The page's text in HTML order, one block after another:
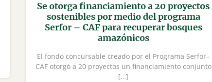
Se otorga financiamiento a 20 proyectos
sostenibles por medio del programa
Serfor – CAF para recuperar bosques
amazónicos
El fondo concursable creado por el Programa Serfor–
CAF otorgó a 20 proyectos un financiamiento conjunto
[…]